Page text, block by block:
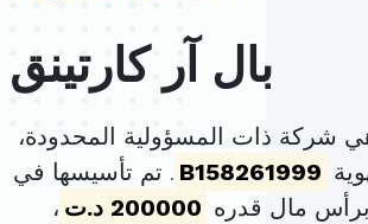
بال آر كارتينق
شركة ذات المسؤولية المحدودة،
B158261999 . تم تأسيسها في
200000 د.ت
،